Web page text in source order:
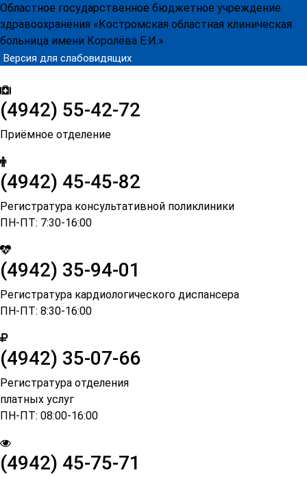
Областное государственное бюджетное учреждение
здравоохранения «Костромская областная клиническая
больница имени Королёва Е.И.»
Версия для слабовидящих
(4942) 55-42-72
Приёмное отделение
(4942) 45-45-82
Регистратура консультативной поликлиники
ПН-ПТ: 7:30-16:00
(4942) 35-94-01
Регистратура кардиологического диспансера
ПН-ПТ: 8:30-16:00
(4942) 35-07-66
Регистратура отделения
платных услуг
ПН-ПТ: 08:00-16:00
(4942) 45-75-71